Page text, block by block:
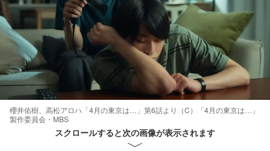
櫻井佑樹、高松アロハ「4月の東京は…」第6話より（C）「4月の東京は…」
製作委員会・MBS
スクロールすると次の画像が表示されます